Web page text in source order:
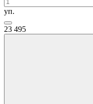
уп.
23 495